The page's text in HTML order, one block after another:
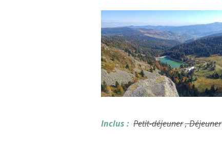
Inclus : Petit-déjeuner, Déjeuner